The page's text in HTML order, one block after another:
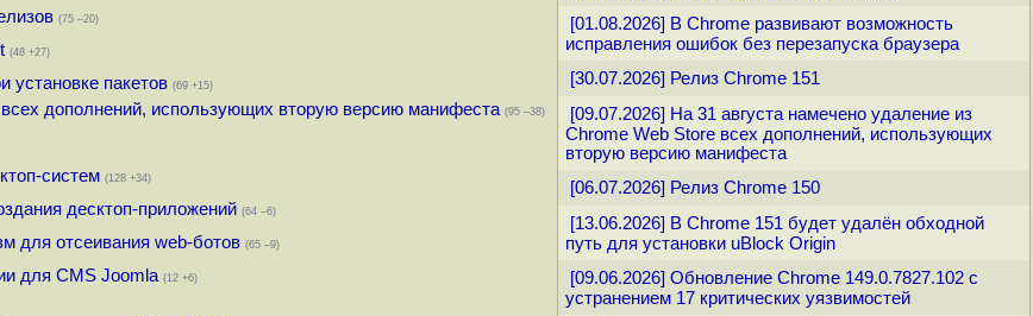
(75 –20)
(48 +27)
установке пакетов (69 +15)
дополнений, использующих вторую версию манифеста (95 –38)
систем (128 +34)
десктоп-приложений (64 –6)
для отсеивания web-ботов (65 –9)
для CMS Joomla (12 +6)
[01.08.2026] В Chrome развивают возможность
исправления ошибок без перезапуска браузера
[30.07.2026] Релиз Chrome 151
[09.07.2026] На 31 августа намечено удаление из
Chrome Web Store всех дополнений, использующих
вторую версию манифеста
[06.07.2026] Релиз Chrome 150
[13.06.2026] В Chrome 151 будет удалён обходной
путь для установки uBlock Origin
[09.06.2026] Обновление Chrome 149.0.7827.102 с
устранением 17 критических уязвимостей